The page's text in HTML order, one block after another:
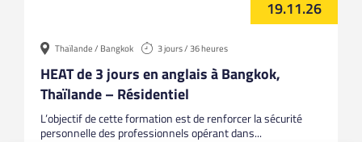
19.11.26
Thaïlande / Bangkok 3 jours / 36 heures
HEAT de 3 jours en anglais à Bangkok,
Thaïlande – Résidentiel
L’objectif de cette formation est de renforcer la sécurité
personnelle des professionnels opérant dans...